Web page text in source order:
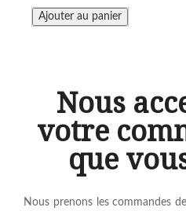
Nous
votre
que
Nous prenons les commandes